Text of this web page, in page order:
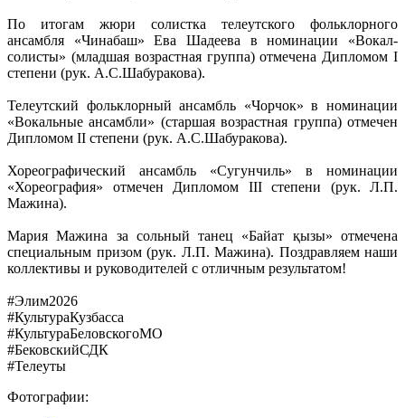
По итогам жюри солистка телеутского фольклорного
ансамбля «Чинабаш» Ева Шадеева в номинации «Вокал-
солисты» (младшая возрастная группа) отмечена Дипломом I
степени (рук. А.С.Шабуракова).
Телеутский фольклорный ансамбль «Чорчок» в номинации
«Вокальные ансамбли» (старшая возрастная группа) отмечен
Дипломом II степени (рук. А.С.Шабуракова).
Хореографический ансамбль «Сугунчиль» в номинации
«Хореография» отмечен Дипломом III степени (рук. Л.П.
Мажина).
Мария Мажина за сольный танец «Байат қызы» отмечена
специальным призом (рук. Л.П. Мажина). Поздравляем наши
коллективы и руководителей с отличным результатом!
#Элим2026
#КультураКузбасса
#КультураБеловскогоМО
#БековскийСДК
#Телеуты
Фотографии: